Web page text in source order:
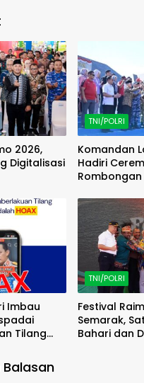
2026,
Digitalisasi
TNI/POLRI
Komandan
Hadiri
Imbau
Tilang
TNI/POLRI
Festival
Semarak,
Bahari dan